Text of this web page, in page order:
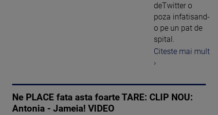
deTwitter o
poza infatisand-
o pe un pat de
spital.
Citeste mai mult
›
Ne PLACE fata asta foarte TARE: CLIP NOU:
Antonia - Jameia! VIDEO